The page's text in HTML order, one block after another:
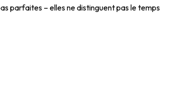
parfaites – elles ne distinguent pas le temps